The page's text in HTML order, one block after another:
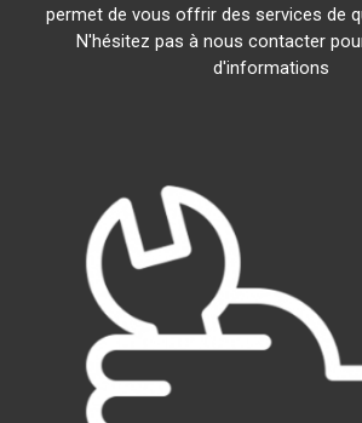
permet de vous offrir des services de
N'hésitez pas à nous contacter
d'informations